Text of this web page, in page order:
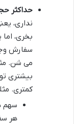
حداکثر
نداری،
بخری،
سفارش
می شن.
بیشتری
کمتری.
هر